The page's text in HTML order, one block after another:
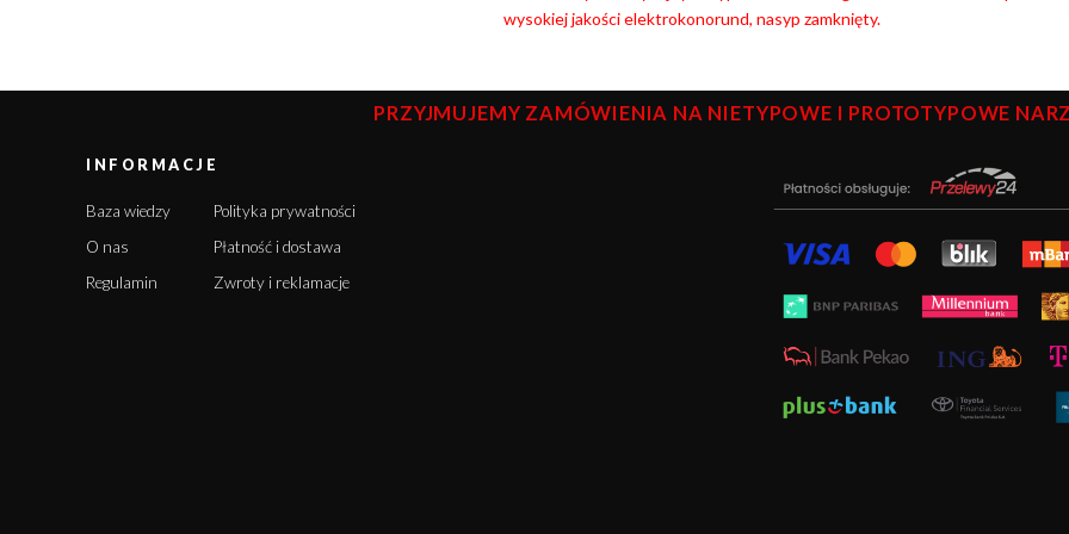
wysokiej jakości elektrokonorund, nasyp zamknięty.
PRZYJMUJEMY ZAMÓWIENIA NA NIETYPOWE I PROTOTYPOWE
INFORMACJE
Baza wiedzy
O nas
Regulamin
Polityka prywatności
Płatność i dostawa
Zwroty i reklamacje